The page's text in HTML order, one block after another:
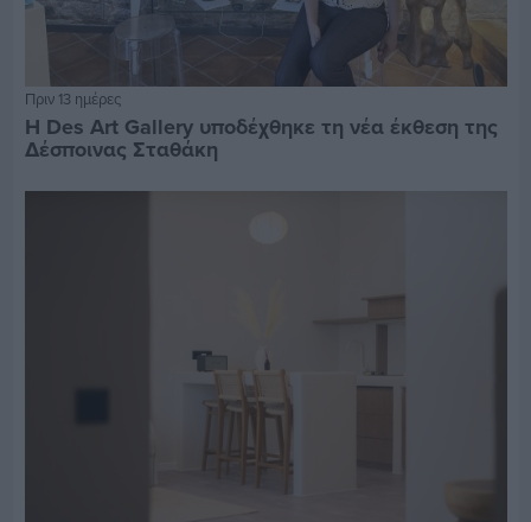
Πριν 13 ημέρες
Η Des Art Gallery υποδέχθηκε τη νέα έκθεση της
Δέσποινας Σταθάκη